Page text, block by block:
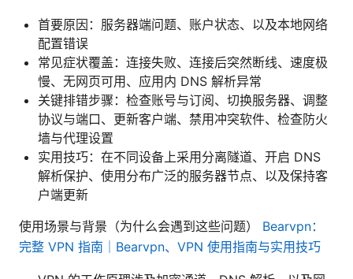
首要原因：服务器端问题、账户状态、以及本地网络
配置错误
常见症状覆盖：连接失败、连接后突然断线、速度极
慢、无网页可用、应用内 DNS 解析异常
关键排错步骤：检查账号与订阅、切换服务器、调整
协议与端口、更新客户端、禁用冲突软件、检查防火
墙与代理设置
实用技巧：在不同设备上采用分离隧道、开启 DNS
解析保护、使用分布广泛的服务器节点、以及保持客
户端更新
使用场景与背景（为什么会遇到这些问题） Bearvpn：
完整 VPN 指南｜Bearvpn、VPN 使用指南与实用技巧